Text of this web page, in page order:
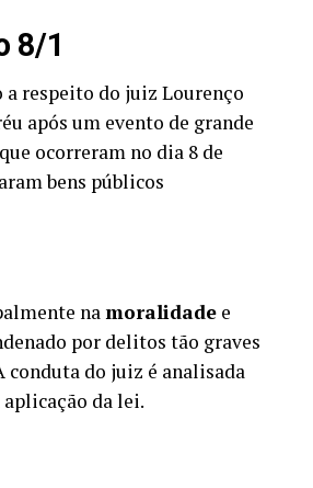
8/1
a respeito do juiz Lourenço
após um evento de grande
ocorreram no dia 8 de
bens públicos
namoralidade e
por delitos tão graves
conduta do juiz é analisada
da lei.